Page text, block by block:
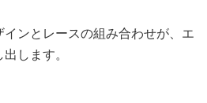
ンとレースの組み合わせが、エ
します。